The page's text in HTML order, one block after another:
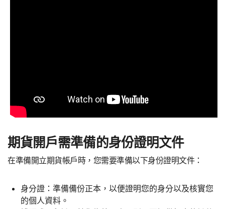
期貨開戶需準備的身份證明文件
在準備開立期貨帳戶時，您需要準備以下身份證明文件：
身分證：準備備份正本，以便證明您的身分以及核實您
的個人資料。